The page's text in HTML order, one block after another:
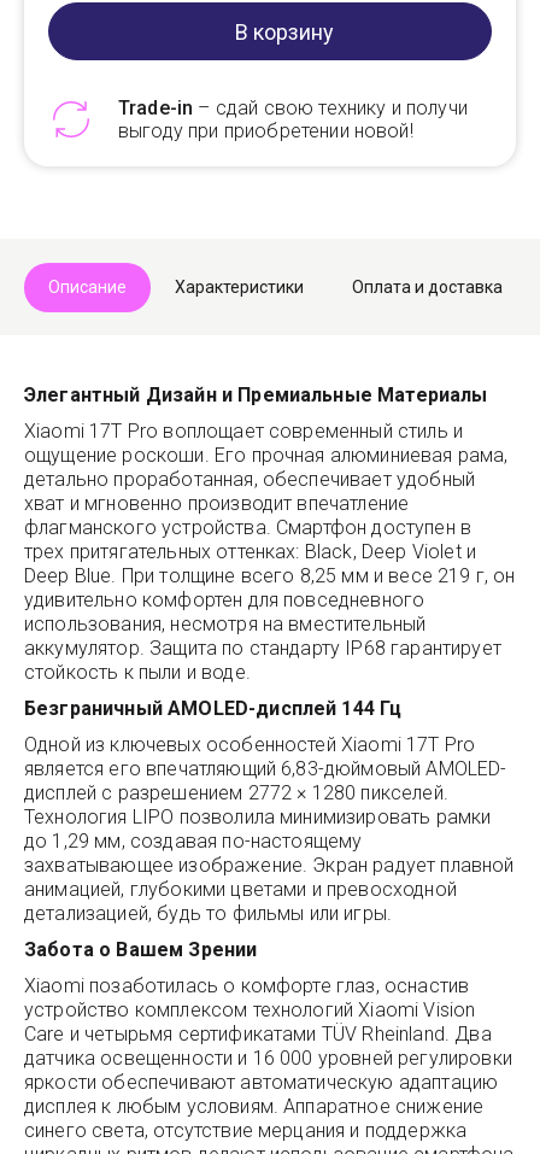
В корзину
Trade-in – сдай свою технику и получи
выгоду при приобретении новой!
Описание Характеристики Оплата и доставка
Элегантный Дизайн и Премиальные Материалы
Xiaomi 17T Pro воплощает современный стиль и
ощущение роскоши. Его прочная алюминиевая рама,
детально проработанная, обеспечивает удобный
хват и мгновенно производит впечатление
флагманского устройства. Смартфон доступен в
трех притягательных оттенках: Black, Deep Violet и
Deep Blue. При толщине всего 8,25 мм и весе 219 г, он
удивительно комфортен для повседневного
использования, несмотря на вместительный
аккумулятор. Защита по стандарту IP68 гарантирует
стойкость к пыли и воде.
Безграничный AMOLED-дисплей 144 Гц
Одной из ключевых особенностей Xiaomi 17T Pro
является его впечатляющий 6,83-дюймовый AMOLED-
дисплей с разрешением 2772 × 1280 пикселей.
Технология LIPO позволила минимизировать рамки
до 1,29 мм, создавая по-настоящему
захватывающее изображение. Экран радует плавной
анимацией, глубокими цветами и превосходной
детализацией, будь то фильмы или игры.
Забота о Вашем Зрении
Xiaomi позаботилась о комфорте глаз, оснастив
устройство комплексом технологий Xiaomi Vision
Care и четырьмя сертификатами TÜV Rheinland. Два
датчика освещенности и 16 000 уровней регулировки
яркости обеспечивают автоматическую адаптацию
дисплея к любым условиям. Аппаратное снижение
синего света, отсутствие мерцания и поддержка